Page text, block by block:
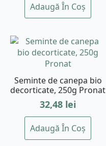
Adaugă În Coș
Seminte de canepa bio
decorticate, 250g Pronat
32,48 lei
Adaugă În Coș